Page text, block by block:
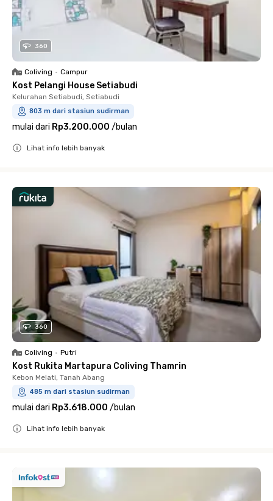
360
Coliving • Campur
Kost Pelangi House Setiabudi
Kelurahan Setiabudi, Setiabudi
803 m dari stasiun sudirman
mulai dari Rp3.200.000 /bulan
Lihat info lebih banyak
360
Coliving • Putri
Kost Rukita Martapura Coliving Thamrin
Kebon Melati, Tanah Abang
485 m dari stasiun sudirman
mulai dari Rp3.618.000 /bulan
Lihat info lebih banyak